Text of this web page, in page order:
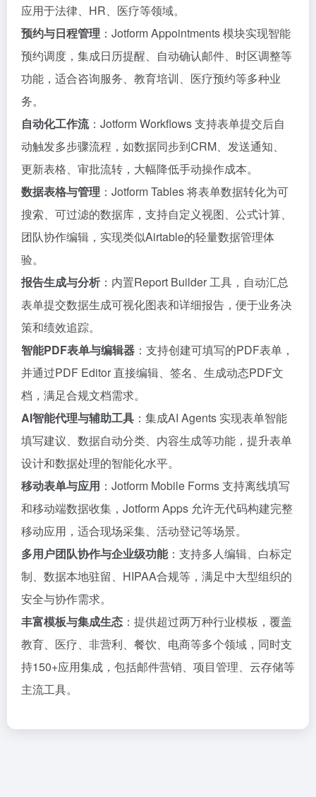
应用于法律、HR、医疗等领域。
预约与日程管理 ：Jotform Appointments 模块实现智能
预约调度，集成日历提醒、自动确认邮件、时区调整等
功能，适合咨询服务、教育培训、医疗预约等多种业
务。
自动化工作流：Jotform Workflows 支持表单提交后自
动触发多步骤流程，如数据同步到CRM、发送通知、
更新表格、审批流转，大幅降低手动操作成本。
数据表格与管理 ：Jotform Tables 将表单数据转化为可
搜索、可过滤的数据库，支持自定义视图、公式计算、
团队协作编辑，实现类似Airtable的轻量数据管理体
验。
报告生成与分析 ：内置Report Builder 工具，自动汇总
表单提交数据生成可视化图表和详细报告，便于业务决
策和绩效追踪。
智能PDF表单与编辑器 ：支持创建可填写的PDF表单，
并通过PDF Editor 直接编辑、签名、生成动态PDF文
档，满足合规文档需求。
AI智能代理与辅助工具 ：集成AI Agents 实现表单智能
填写建议、数据自动分类、内容生成等功能，提升表单
设计和数据处理的智能化水平。
移动表单与应用 ：Jotform Mobile Forms 支持离线填写
和移动端数据收集，Jotform Apps 允许无代码构建完整
移动应用，适合现场采集、活动登记等场景。
多用户团队协作与企业级功能：支持多人编辑、白标定
制、数据本地驻留、HIPAA合规等，满足中大型组织的
安全与协作需求。
丰富模板与集成生态 ：提供超过两万种行业模板，覆盖
教育、医疗、非营利、餐饮、电商等多个领域，同时支
持150+应用集成，包括邮件营销、项目管理、云存储等
主流工具。